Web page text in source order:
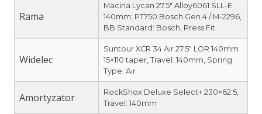
Rama
Macina Lycan 27.5″ Alloy6061 SLL-E
140mm; PT750 Bosch Gen.4 / M-2296,
BB Standard: Bosch, Press Fit
Widelec
Suntour XCR 34 Air 27.5″ LOR 140mm
15×110 taper, Travel: 140mm, Spring
Type: Air
Amortyzator
RockShox Deluxe Select+ 230×62.5,
Travel: 140mm